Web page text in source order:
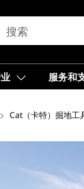
服务和
Cat（卡特）掘地工